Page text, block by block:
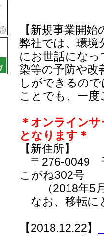
土壌分析・調査
臭気測定・においの調
査
食品分析・残留農薬分
析
細菌・カビ・微生物分
虫の同定・トラップ診
毛髪ミネラル検査
【新規事業開
弊社では、環境
にお世話にな
染等の予防や改
しができるの
ことでも、一
＊オンライン
となります＊
【新住所】
〒276-0049
こがね302号
（2018年5月
なお、移転に
【2018.12.22】